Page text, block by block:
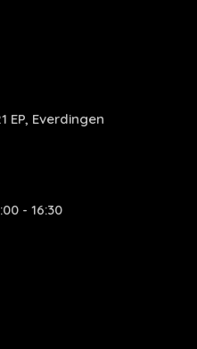
EP, Everdingen
- 16:30